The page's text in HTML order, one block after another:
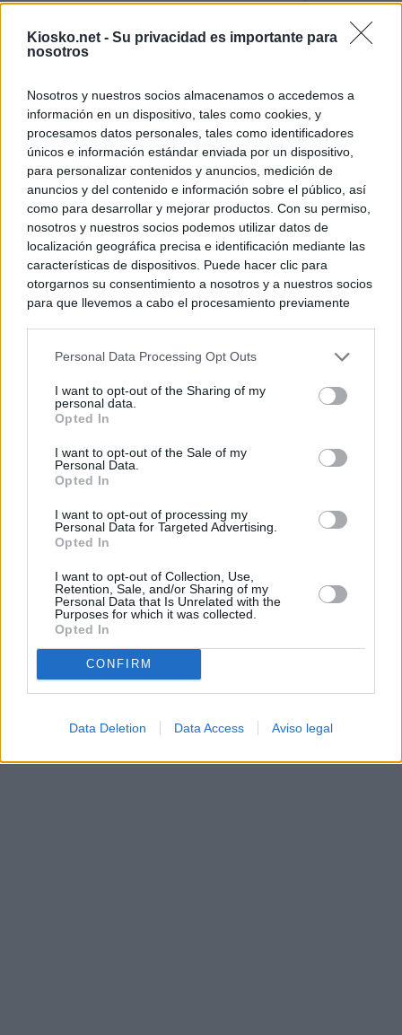
Kiosko.net - Su privacidad es importante para
nosotros
Nosotros y nuestros socios almacenamos o accedemos a
información en un dispositivo, tales como cookies, y
procesamos datos personales, tales como identificadores
únicos e información estándar enviada por un dispositivo,
para personalizar contenidos y anuncios, medición de
anuncios y del contenido e información sobre el público, así
como para desarrollar y mejorar productos. Con su permiso,
nosotros y nuestros socios podemos utilizar datos de
localización geográfica precisa e identificación mediante las
características de dispositivos. Puede hacer clic para
otorgarnos su consentimiento a nosotros y a nuestros socios
para que llevemos a cabo el procesamiento previamente
negar su consentimiento. Tenga en cuenta que algún
de su consentimiento, pero usted tiene el derecho de
rechazar tal procesamiento. Sus preferencias se aplicarán
cualquier momento entrando de nuevo en este sitio web o
visitando nuestra política de privacidad.
Personal Data Processing Opt Outs
I want to opt-out of the Sharing of my
personal data.
Opted In
I want to opt-out of the Sale of my
Personal Data.
Opted In
I want to opt-out of processing my
Personal Data for Targeted Advertising.
Opted In
I want to opt-out of Collection, Use,
Retention, Sale, and/or Sharing of my
Personal Data that Is Unrelated with the
Purposes for which it was collected.
Opted In
CONFIRM
Data Deletion Data Access Aviso legal
El uso personal
Comunidad de
de Gran Vía
logró venderlo
© Kiosko.net Aviso Legal Privacidad y Cookies